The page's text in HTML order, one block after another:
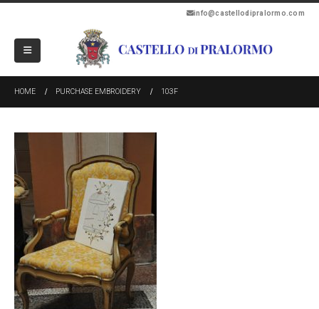
info@castellodipralormo.com
HOME PURCHASE EMBROIDERY 103F